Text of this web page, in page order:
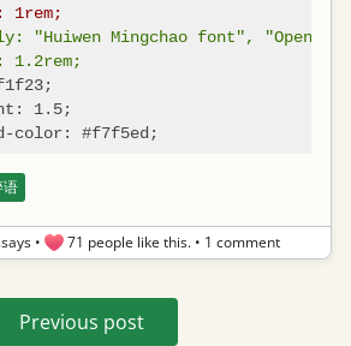
"Huiwen Mingchao font", "Open
1.5;
语
• 71 people like this. • 1 comment
Previous post